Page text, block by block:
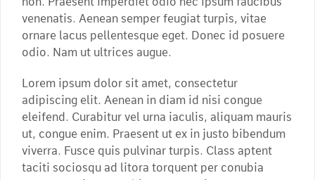
venenatis. Aenean semper feugiat turpis, vitae
ornare lacus pellentesque eget. Donec id posuere
odio. Nam ut ultrices augue.
Lorem ipsum dolor sit amet, consectetur
adipiscing elit. Aenean in diam id nisi congue
eleifend. Curabitur vel urna iaculis, aliquam mauris
ut, congue enim. Praesent ut ex in justo bibendum
viverra. Fusce quis pulvinar turpis. Class aptent
taciti sociosqu ad litora torquent per conubia